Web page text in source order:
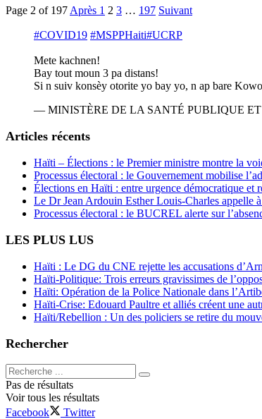
Page 2 of 197 Après 1 2 3 … 197 Suivant
#COVID19 #MSPPHaiti#UCRP
Mete kachnen!
Bay tout moun 3 pa distans!
Si n suiv konsèy otorite yo bay yo, n ap bare
— MINISTÈRE DE LA SANTÉ PUBLIQUE
Articles récents
Haïti – Élections : le Premier ministre montre la
Processus électoral : le Gouvernement mobilise
Élections en Haïti : entre urgence démocratique et
Le Dr Jean Ardouin Esther Louis-Charles appelle
Processus électoral : le BUCREL alerte sur
LES PLUS LUS
Haïti : Le DG du CNE rejette les accusations
Haïti-Politique: Trois erreurs gravissimes de
Haïti: Opération de la Police Nationale dans
Haïti-Crise: Edouard Paultre et alliés créent une
Haïti/Rebellion : Un des policiers se retire du
Rechercher
Pas de résultats
Voir tous les résultats
Facebook
Twitter